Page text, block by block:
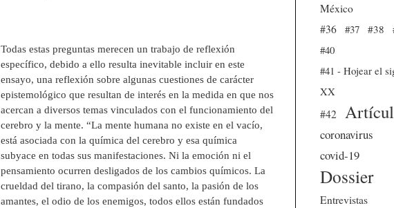
Todas estas preguntas merecen un trabajo de reflexión
específico, debido a ello resulta inevitable incluir en este
ensayo, una reflexión sobre algunas cuestiones de carácter
epistemológico que resultan de interés en la medida en que nos
acercan a diversos temas vinculados con el funcionamiento del
cerebro y la mente. “La mente humana no existe en el vacío,
está asociada con la química del cerebro y esa química
subyace en todas sus manifestaciones. Ni la emoción ni el
pensamiento ocurren desligados de los cambios químicos. La
crueldad del tirano, la compasión del santo, la pasión de los
amantes, el odio de los enemigos, todos ellos están fundados
México
#36
#37 #38
#40
#41 - Hojear el
XX
#42
coronavirus
covid-19
Dossier
Entrevistas